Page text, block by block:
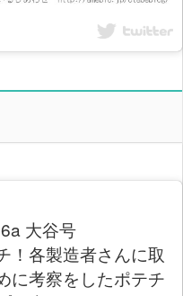
大谷号
！各製造者さんに取
に考察をしたポテチ